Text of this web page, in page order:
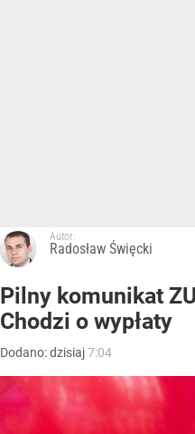
Autor:
Radosław Święcki
Pilny komunikat
Chodzi o wypłaty
Dodano:dzisiaj7:04